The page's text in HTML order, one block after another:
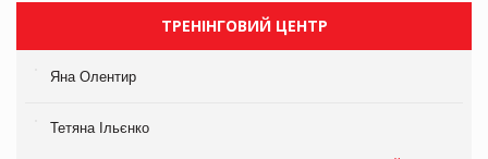
ТРЕНІНГОВИЙ ЦЕНТР
Яна Олентир
Тетяна Ільєнко